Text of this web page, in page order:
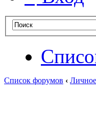
Список форумов ‹ Личное